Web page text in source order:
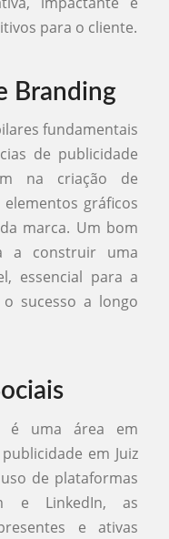
para o cliente.
Branding
fundamentais
de publicidade
na criação de
gráficos
marca. Um bom
a construir uma
essencial para a
sucesso a longo
é uma área em
em Juiz
de plataformas
e LinkedIn, as
e ativas